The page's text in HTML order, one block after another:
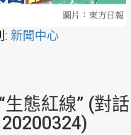
: 新聞中心
生態紅線” (對話